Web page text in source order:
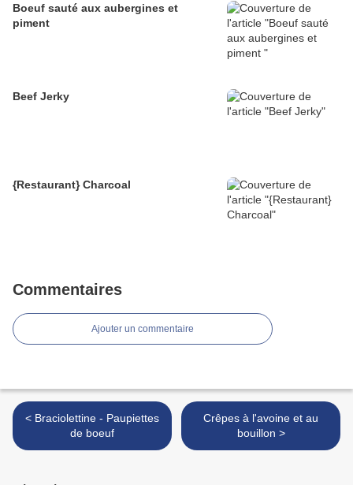
Boeuf sauté aux aubergines et
piment
Beef Jerky
{Restaurant} Charcoal
Commentaires
Ajouter un commentaire
< Braciolettine - Paupiettes
de boeuf
Crêpes à l'avoine et au
bouillon >